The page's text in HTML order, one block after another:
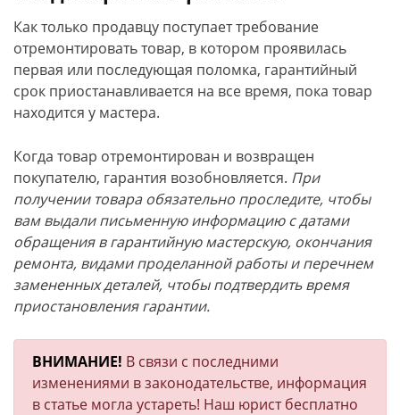
Как только продавцу поступает требование
отремонтировать товар, в котором проявилась
первая или последующая поломка, гарантийный
срок приостанавливается на все время, пока товар
находится у мастера.
Когда товар отремонтирован и возвращен
покупателю, гарантия возобновляется. При
получении товара обязательно проследите, чтобы
вам выдали письменную информацию с датами
обращения в гарантийную мастерскую, окончания
ремонта, видами проделанной работы и перечнем
замененных деталей, чтобы подтвердить время
приостановления гарантии.
ВНИМАНИЕ! В связи с последними
изменениями в законодательстве, информация
в статье могла устареть! Наш юрист бесплатно